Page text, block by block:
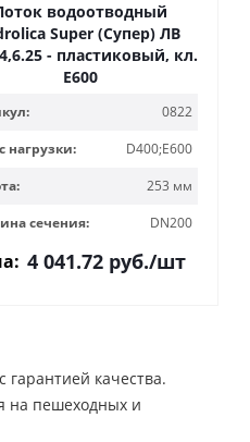
водоотводный
Super (Супер) ЛВ
- пластиковый, кл.
Е600
0822
нагрузки:
D400;E600
253 мм
сечения:
DN200
4 041.72руб./шт
качества.
на пешеходных и